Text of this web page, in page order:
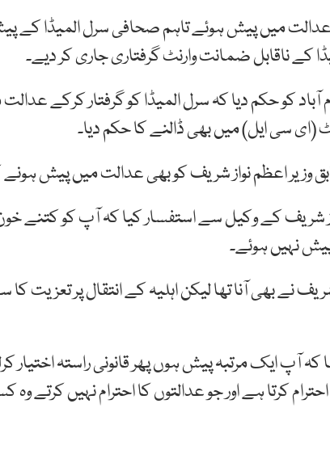
میں پیش ہوئے تاہم صحافی سرل المیڈا کے
کے ناقابل ضمانت وارنٹ گرفتاری جاری کر دیے۔
کو حکم دیا کہ سرل المیڈا کو گرفتار کرکے
سی ایل) میں بھی ڈالنے کا حکم دیا۔
وزیر اعظم نواز شریف کو بھی عدالت میں پیش
شریف کے وکیل سے استفسار کیا کہ آپ کو کتنے
نہیں ہوئے۔
نے بھی آنا تھا لیکن اہلیہ کے انتقال پر تعزیت
آپ ایک مرتبہ پیش ہوں پھر قانونی راستہ
کرتا ہے اور جو عدالتوں کا احترام نہیں